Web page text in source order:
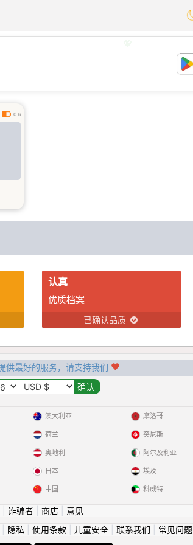
0.6
认真
优质档案
已确认品质
供最好的服务，请支持我们
澳大利亚
荷兰
奥地利
日本
中国
摩洛哥
突尼斯
阿尔及利亚
埃及
科威特
诈骗者| 商店| 意见
隐私 使用条款 儿童安全 联系我们 常见问题